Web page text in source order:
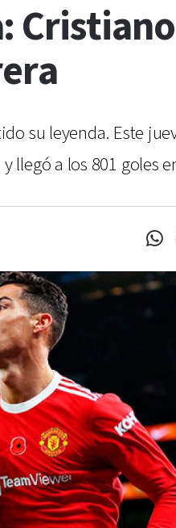
su leyenda. Este
llegó a los 801 goles